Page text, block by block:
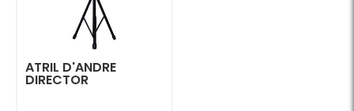
ATRIL D'ANDRE
DIRECTOR